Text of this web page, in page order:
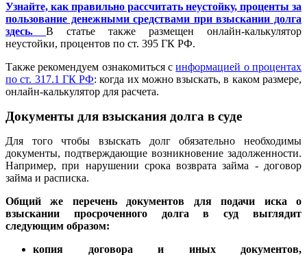
Узнайте, как правильно рассчитать неустойку, проценты за
пользование денежными средствами при взыскании долга
здесь.
В статье также размещен онлайн-калькулятор
неустойки, процентов по ст. 395 ГК РФ.
Также рекомендуем ознакомиться синформацией о процентах
по ст. 317.1 ГК РФ: когда их можно взыскать, в каком размере,
онлайн-калькулятор для расчета.
Документы для взыскания долга в суде
Для того чтобы взыскать долг обязательно необходимы
документы, подтверждающие возникновение задолженности.
Например, при нарушении срока возврата займа - договор
займа и расписка.
Общий же перечень документов для подачи иска о
взыскании просроченного долга в суд выглядит
следующим образом:
копия договора и иных документов,